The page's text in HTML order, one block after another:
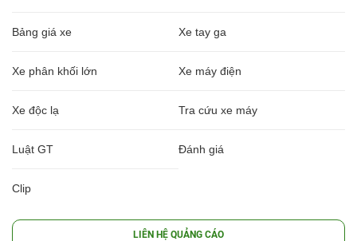
Bảng giá xe Xe tay ga
Xe phân khối lớn Xe máy điện
Xe độc lạ Tra cứu xe máy
Luật GT Đánh giá
Clip
LIÊN HỆ QUẢNG CÁO